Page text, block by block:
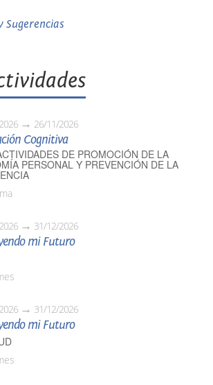
Sugerencias
26/11/2026
Cognitiva
DE PROMOCIÓN DE LA
PERSONAL Y PREVENCIÓN DE LA
31/12/2026
mi Futuro
31/12/2026
mi Futuro